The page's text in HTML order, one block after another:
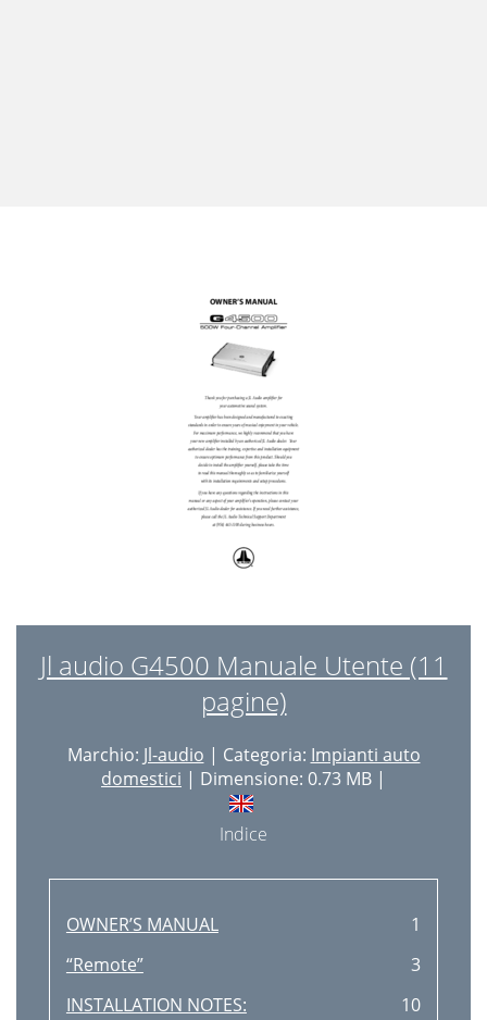
Jl audio G4500 Manuale Utente (11
pagine)
Marchio: Jl-audio | Categoria: Impianti auto
domestici | Dimensione: 0.73 MB |
Indice
OWNER’S MANUAL
1
“Remote”
3
INSTALLATION NOTES:
10